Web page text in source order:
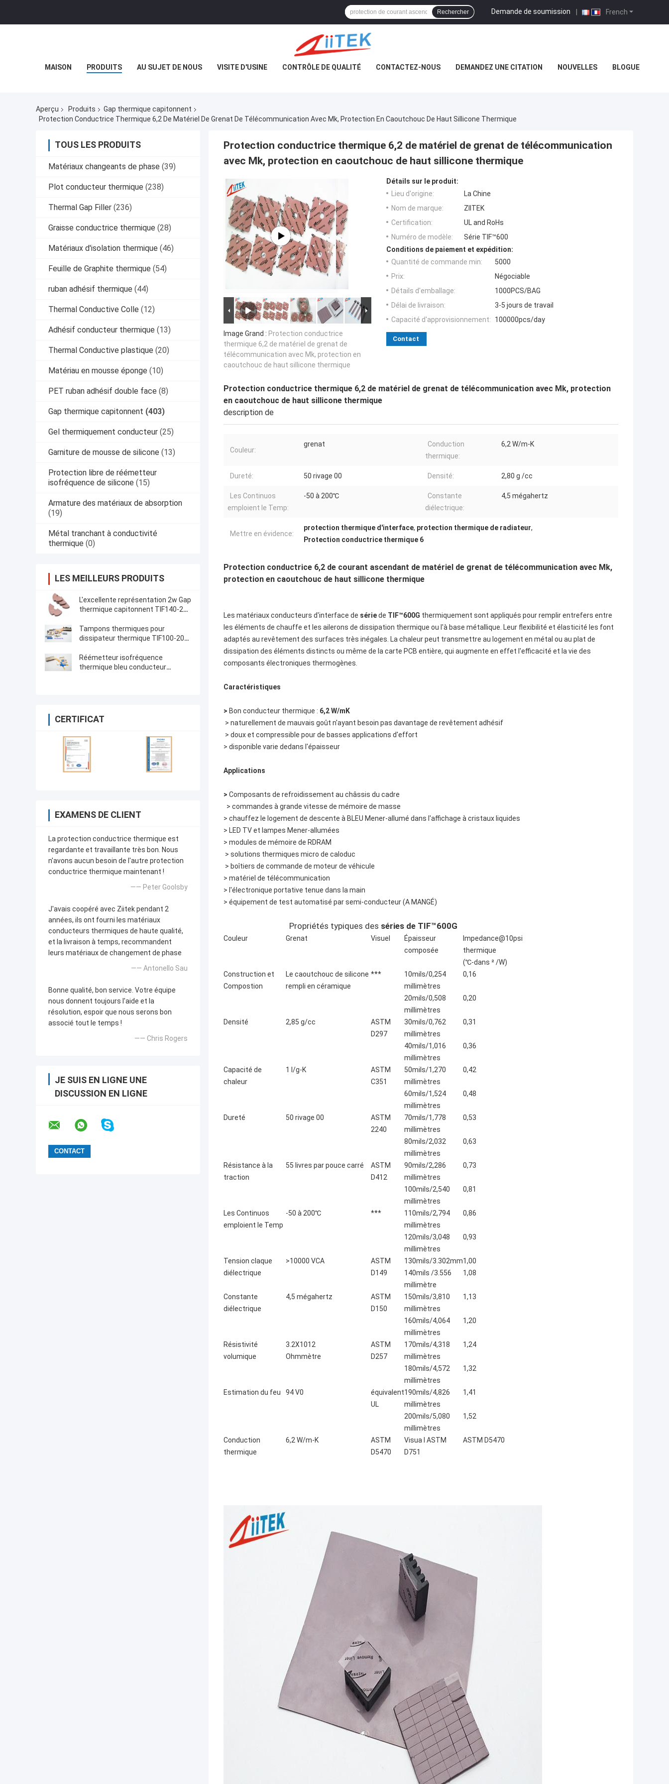
French
Demande de soumission |
Rechercher
MAISON PRODUITS AU SUJET DE NOUS VISITE D'USINE CONTRÔLE DE QUALITÉ CONTACTEZ-NOUS DEMANDEZ UNE CITATION NOUVELLES BLOGUE
Aperçu Produits
Gap thermique capitonnent
Protection Conductrice Thermique 6,2 De Matériel De Grenat De Télécommunication Avec Mk, Protection En Caoutchouc De Haut Sillicone Thermique
TOUS LES PRODUITS
Matériaux changeants de phase (39)
Plot conducteur thermique (238)
Thermal Gap Filler (236)
Graisse conductrice thermique (28)
Matériaux d'isolation thermique (46)
Feuille de Graphite thermique (54)
ruban adhésif thermique (44)
Thermal Conductive Colle (12)
Adhésif conducteur thermique (13)
Thermal Conductive plastique (20)
Matériau en mousse éponge (10)
PET ruban adhésif double face (8)
Gap thermique capitonnent (403)
Gel thermiquement conducteur (25)
Garniture de mousse de silicone (13)
Protection libre de réémetteur
isofréquence de silicone (15)
Armature des matériaux de absorption
(19)
Métal tranchant à conductivité
thermique (0)
LES MEILLEURS PRODUITS
L'excellente représentation 2w Gap
thermique capitonnent TIF140-20-
Tampons thermiques pour
dissipateur thermique TIF100-20-
Réémetteur isofréquence
thermique bleu conducteur
CERTIFICAT
EXAMENS DE CLIENT
La protection conductrice thermique est
regardante et travaillante très bon. Nous
n'avons aucun besoin de l'autre protection
conductrice thermique maintenant !
—— Peter Goolsby
J'avais coopéré avec Ziitek pendant 2
années, ils ont fourni les matériaux
conducteurs thermiques de haute qualité,
et la livraison à temps, recommandent
leurs matériaux de changement de phase
—— Antonello Sau
Bonne qualité, bon service. Votre équipe
nous donnent toujours l'aide et la
résolution, espoir que nous serons bon
associé tout le temps !
—— Chris Rogers
JE SUIS EN LIGNE UNE
DISCUSSION EN LIGNE
Protection conductrice thermique 6,2 de matériel de grenat de télécommunication
avec Mk, protection en caoutchouc de haut sillicone thermique
Image Grand : Protection conductrice
thermique 6,2 de matériel de grenat de
télécommunication avec Mk, protection en
caoutchouc de haut sillicone thermique
Détails sur le produit:
Lieu d'origine:
La Chine
Nom de marque:
ZIITEK
Certification:
UL and RoHs
Numéro de modèle:
Série TIF™600
Conditions de paiement et expédition:
Quantité de commande min:
5000
Prix:
Négociable
Détails d'emballage:
1000PCS/BAG
Délai de livraison:
3-5 jours de travail
Capacité d'approvisionnement:
100000pcs/day
Contact
Protection conductrice thermique 6,2 de matériel de grenat de télécommunication avec Mk, protection
en caoutchouc de haut sillicone thermique
description de
Couleur:
grenat
Conduction
thermique:
6,2 W/m-K
Dureté: 50 rivage 00 Densité: 2,80 g /cc
Les Continuos
emploient le Temp:
-50 à 200℃
Constante
diélectrique:
4,5 mégahertz
Mettre en évidence:
protection thermique d'interface, protection thermique de radiateur,
Protection conductrice thermique 6
Protection conductrice 6,2 de courant ascendant de matériel de grenat de télécommunication avec Mk,
protection en caoutchouc de haut sillicone thermique
Les matériaux conducteurs d'interface de sériede TIF™600G thermiquement sont appliqués pour remplir entrefers entre
les éléments de chauffe et les ailerons de dissipation thermique ou l'à base métallique. Leur flexibilité et élasticité les font
adaptés au revêtement des surfaces très inégales. La chaleur peut transmettre au logement en métal ou au plat de
dissipation des éléments distincts ou même de la carte PCB entière, qui augmente en effet l'efficacité et la vie des
composants électroniques thermogènes.
Caractéristiques
> Bon conducteur thermique : 6,2 W/mK
> naturellement de mauvais goût n'ayant besoin pas davantage de revêtement adhésif
> doux et compressible pour de basses applications d'effort
> disponible varie dedans l'épaisseur
Applications
> Composants de refroidissement au châssis du cadre
> commandes à grande vitesse de mémoire de masse
> chauffez le logement de descente à BLEU Mener-allumé dans l'affichage à cristaux liquides
> LED TV et lampes Mener-allumées
> modules de mémoire de RDRAM
> solutions thermiques micro de caloduc
> boîtiers de commande de moteur de véhicule
> matériel de télécommunication
> l'électronique portative tenue dans la main
> équipement de test automatisé par semi-conducteur (A MANGÉ)
Propriétés typiques des séries de TIF™600G
Couleur Grenat Visuel
Épaisseur
composée
Impedance@10psi
thermique
(℃-dans ² /W)
Construction et
Compostion
Le caoutchouc de silicone
rempli en céramique
***
10mils/0,254
millimètres
0,16
20mils/0,508
millimètres
0,20
Densité 2,85 g/cc
ASTM
D297
30mils/0,762
millimètres
0,31
40mils/1,016
millimètres
0,36
Capacité de
chaleur
1 l/g-K
ASTM
C351
50mils/1,270
millimètres
0,42
60mils/1,524
millimètres
0,48
Dureté 50 rivage 00
ASTM
2240
70mils/1,778
millimètres
0,53
80mils/2,032
millimètres
0,63
Résistance à la
traction
55 livres par pouce carré
ASTM
D412
90mils/2,286
millimètres
0,73
100mils/2,540
millimètres
0,81
Les Continuos
emploient le Temp
-50 à 200℃ ***
110mils/2,794
millimètres
0,86
120mils/3,048
millimètres
0,93
Tension claque
diélectrique
>10000 VCA
ASTM
D149
130mils/3.302mm1,00
140mils /3.556
millimètre
1,08
Constante
diélectrique
4,5 mégahertz
ASTM
D150
150mils/3,810
millimètres
1,13
160mils/4,064
millimètres
1,20
Résistivité
volumique
3.2X1012
Ohmmètre
ASTM
D257
170mils/4,318
millimètres
1,24
180mils/4,572
millimètres
1,32
Estimation du feu 94 V0
équivalent
UL
190mils/4,826
millimètres
1,41
200mils/5,080
millimètres
1,52
Conduction
thermique
6,2 W/m-K
ASTM
D5470
Visua l ASTM
D751
ASTM D5470